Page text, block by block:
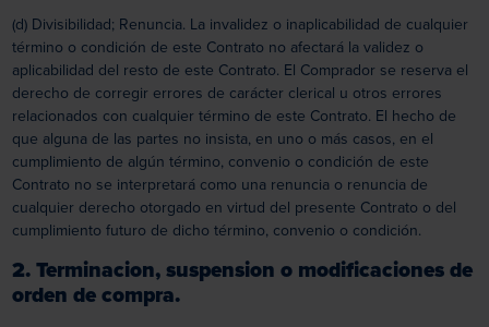
(d) Divisibilidad; Renuncia. La invalidez o inaplicabilidad de cualquier
término o condición de este Contrato no afectará la validez o
aplicabilidad del resto de este Contrato. El Comprador se reserva el
derecho de corregir errores de carácter clerical u otros errores
relacionados con cualquier término de este Contrato. El hecho de
que alguna de las partes no insista, en uno o más casos, en el
cumplimiento de algún término, convenio o condición de este
Contrato no se interpretará como una renuncia o renuncia de
cualquier derecho otorgado en virtud del presente Contrato o del
cumplimiento futuro de dicho término, convenio o condición.
2. Terminacion, suspension o modificaciones de
orden de compra.